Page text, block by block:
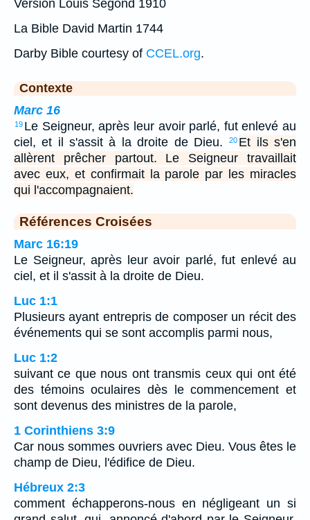
Version Louis Segond 1910
La Bible David Martin 1744
Darby Bible courtesy of CCEL.org.
Contexte
Marc 16
19 Le Seigneur, après leur avoir parlé, fut enlevé au
ciel, et il s'assit à la droite de Dieu.
20 Et ils s'en
allèrent prêcher partout. Le Seigneur travaillait
avec eux, et confirmait la parole par les miracles
qui l'accompagnaient.
Références Croisées
Marc 16:19
Le Seigneur, après leur avoir parlé, fut enlevé au
ciel, et il s'assit à la droite de Dieu.
Luc 1:1
Plusieurs ayant entrepris de composer un récit des
événements qui se sont accomplis parmi nous,
Luc 1:2
suivant ce que nous ont transmis ceux qui ont été
des témoins oculaires dès le commencement et
sont devenus des ministres de la parole,
1 Corinthiens 3:9
Car nous sommes ouvriers avec Dieu. Vous êtes le
champ de Dieu, l'édifice de Dieu.
Hébreux 2:3
comment échapperons-nous en négligeant un si